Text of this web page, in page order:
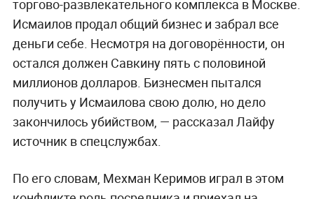
торгово-развлекательного комплекса в Москве.
Исмаилов продал общий бизнес и забрал все
деньги себе. Несмотря на договорённости, он
остался должен Савкину пять с половиной
миллионов долларов. Бизнесмен пытался
получить у Исмаилова свою долю, но дело
закончилось убийством, — рассказал Лайфу
источник в спецслужбах.
По его словам, Мехман Керимов играл в этом